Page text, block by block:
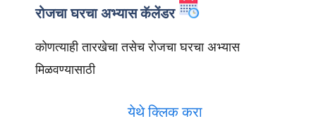
रोजचा घरचा अभ्यास कॅलेंडर
कोणत्याही तारखेचा तसेच रोजचा घरचा अभ्यास
मिळवण्यासाठी
येथे क्लिक करा